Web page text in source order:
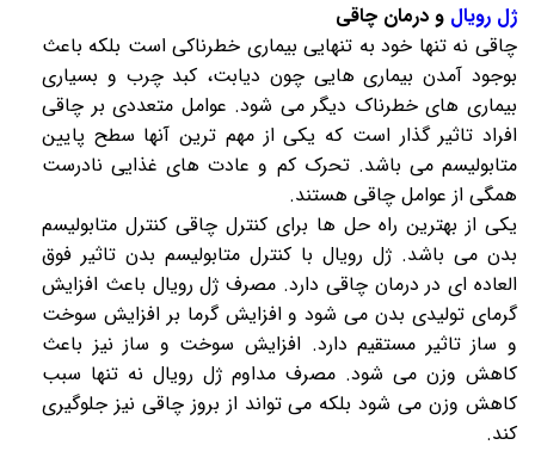
ژل رویال و درمان چاقی
چاقی نه تنها خود به تنهایی بیماری خطرناکی است بلکه باعث
بوجود آمدن بیماری هایی چون دیابت، کبد چرب و بسیاری
بیماری های خطرناک دیگر می شود. عوامل متعددی بر چاقی
افراد تاثیر گذار است که یکی از مهم ترین آنها سطح پایین
متابولیسم می باشد. تحرک کم و عادت های غذایی نادرست
همگی از عوامل چاقی هستند.
یکی از بهترین راه حل ها برای کنترل چاقی کنترل متابولیسم
بدن می باشد. ژل رویال با کنترل متابولیسم بدن تاثیر فوق
العاده ای در درمان چاقی دارد. مصرف ژل رویال باعث افزایش
گرمای تولیدی بدن می شود و افزایش گرما بر افزایش سوخت
و ساز تاثیر مستقیم دارد. افزایش سوخت و ساز نیز باعث
کاهش وزن می شود. مصرف مداوم ژل رویال نه تنها سبب
کاهش وزن می شود بلکه می تواند از بروز چاقی نیز جلوگیری
کند.